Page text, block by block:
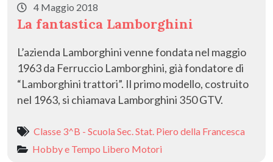
4 Maggio 2018
La fantastica Lamborghini
L’azienda Lamborghini venne fondata nel maggio
1963 da Ferruccio Lamborghini, già fondatore di
“Lamborghini trattori”. Il primo modello, costruito
nel 1963, si chiamava Lamborghini 350 GTV.
Classe 3^B - Scuola Sec. Stat. Piero della Francesca
Hobby e Tempo Libero Motori